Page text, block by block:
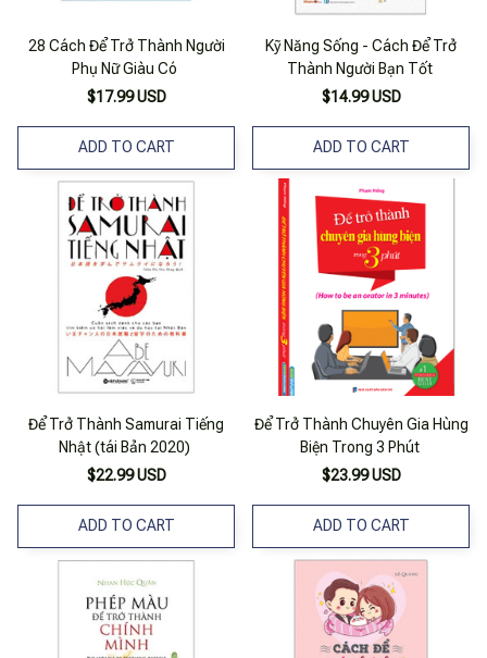
28 Cách Để Trở Thành Người
Phụ Nữ Giàu Có
$17.99 USD
ADD TO CART
Kỹ Năng Sống - Cách Để Trở
Thành Người Bạn Tốt
$14.99 USD
ADD TO CART
Để Trở Thành Samurai Tiếng
Nhật (tái Bản 2020)
$22.99 USD
ADD TO CART
Để Trở Thành Chuyên Gia Hùng
Biện Trong 3 Phút
$23.99 USD
ADD TO CART